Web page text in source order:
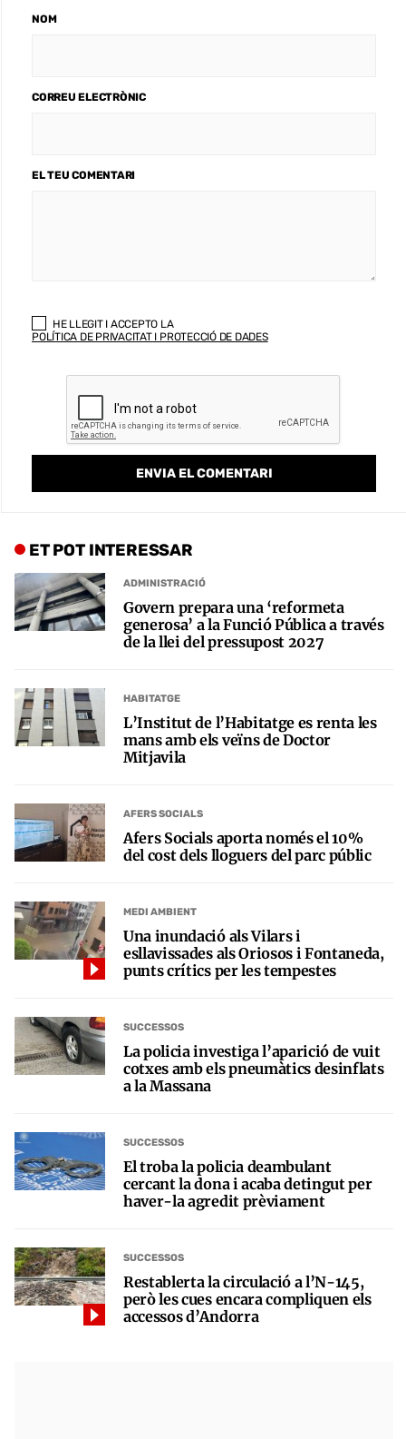
NOM
CORREU ELECTRÒNIC
EL TEU COMENTARI
HE LLEGIT I ACCEPTO LA
POLÍTICA DE PRIVACITAT I PROTECCIÓ DE DADES
ET POT INTERESSAR
ADMINISTRACIÓ
Govern prepara una ‘reformeta
generosa’ a la Funció Pública a través
de la llei del pressupost 2027
HABITATGE
L’Institut de l’Habitatge es renta les
mans amb els veïns de Doctor
Mitjavila
AFERS SOCIALS
Afers Socials aporta només el 10%
del cost dels lloguers del parc públic
MEDI AMBIENT
Una inundació als Vilars i
esllavissades als Oriosos i Fontaneda,
punts crítics per les tempestes
SUCCESSOS
La policia investiga l’aparició de vuit
cotxes amb els pneumàtics desinflats
a la Massana
SUCCESSOS
El troba la policia deambulant
cercant la dona i acaba detingut per
haver-la agredit prèviament
SUCCESSOS
Restablerta la circulació a l’N-145,
però les cues encara compliquen els
accessos d’Andorra